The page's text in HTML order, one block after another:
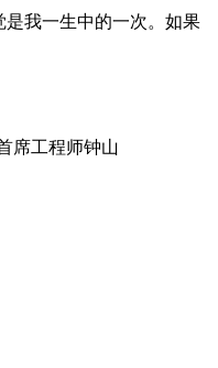
是我一生中的一次。如果
席工程师钟山